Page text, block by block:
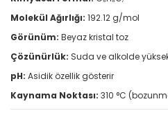
Molekül Ağırlığı: 192.12 g/mol
Görünüm: Beyaz kristal toz
Çözünürlük: Suda ve alkolde
pH: Asidik özellik gösterir
Kaynama Noktası: 310 °C